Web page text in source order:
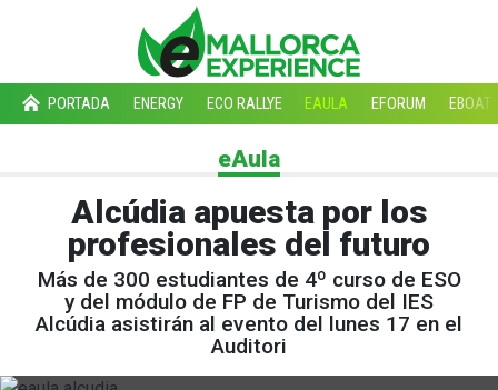
PORTADA ENERGY ECO RALLYE EAULA EFORUM EBOAT
eAula
Alcúdia apuesta por los
profesionales del futuro
Más de 300 estudiantes de 4º curso de ESO
y del módulo de FP de Turismo del IES
Alcúdia asistirán al evento del lunes 17 en el
Auditori